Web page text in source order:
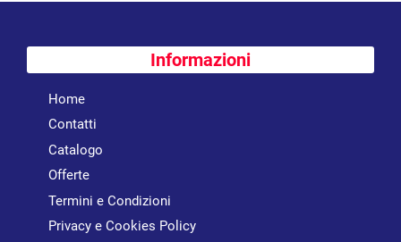
Informazioni
Home
Contatti
Catalogo
Offerte
Termini e Condizioni
Privacy e Cookies Policy